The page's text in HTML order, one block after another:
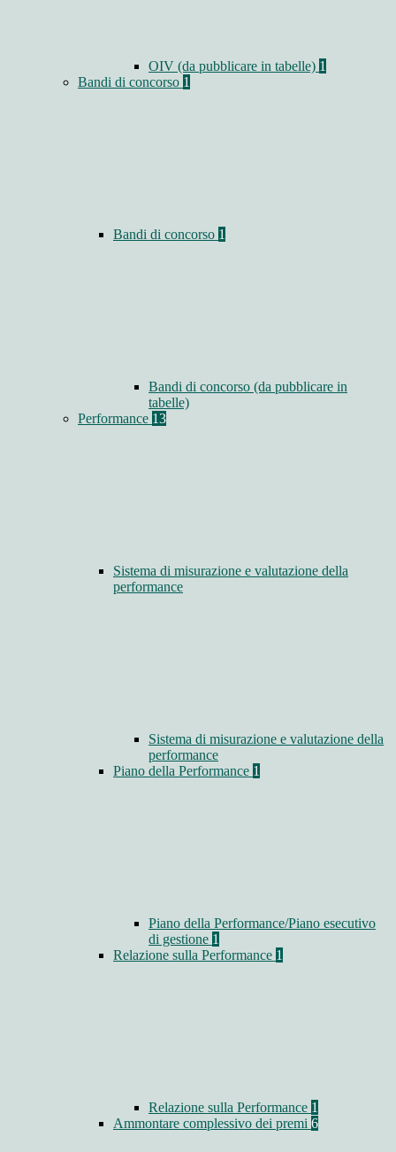
OIV (da pubblicare in tabelle) 1
Bandi di concorso 1
Bandi di concorso 1
Bandi di concorso (da pubblicare in
tabelle)
Performance 13
Sistema di misurazione e valutazione della
performance
Sistema di misurazione e valutazione della
performance
Piano della Performance 1
Piano della Performance/Piano esecutivo
di gestione 1
Relazione sulla Performance 1
Relazione sulla Performance 1
Ammontare complessivo dei premi 6